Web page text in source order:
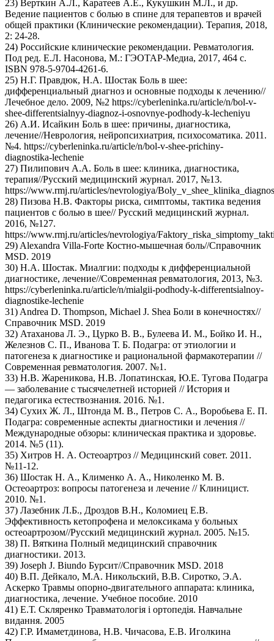
23) Верткин А.Л., Каратеев А.Е., Кукушкин М.Л., и др.
Ведение пациентов с болью в спине для терапевтов и врачей
общей практики (Клинические рекомендации). Терапия, 2018,
2: 24-28.
24) Российские клинические рекомендации. Ревматология.
Под ред. Е.Л. Насонова, М.: ГЭОТАР-Медиа, 2017, 464 с.
ISBN 978-5-9704-4261-6.
25) Н.Г. Правдюк, Н.А. Шостак Боль в шее:
дифференциальный диагноз и основные подходы к лечению//
Лечебное дело. 2009, №2 https://cyberleninka.ru/article/n/bol-v-
shee-differentsialnyy-diagnoz-i-osnovnye-podhody-k-lecheniyu
26) А.И. Исайкин Боль в шее: причины, диагностика,
лечение//Неврология, нейропсихиатрия, психосоматика. 2011.
№4. https://cyberleninka.ru/article/n/bol-v-shee-prichiny-
diagnostika-lechenie
27) Пилипович А.А. Боль в шее: клиника, диагностика,
терапия//Русский медицинский журнал. 2017, №13.
https://www.rmj.ru/articles/nevrologiya/
28) Пизова Н.В. Факторы риска, симптомы, тактика ведения
пациентов с болью в шее// Русский медицинский журнал.
2016, №127.
https://www.rmj.ru/articles/nevrologiya/
29) Alexandra Villa-Forte Костно-мышечная боль//Справочник
MSD. 2019
30) Н.А. Шостак. Миалгии: подходы к дифференциальной
диагностике, лечение//Современная ревматология, 2013, №3.
https://cyberleninka.ru/article/n/mialgii-podhody-k-differentsialnoy-
diagnostike-lechenie
31) Andrea D. Thompson, Michael J. Shea Боли в конечностях//
Справочник MSD. 2019
32) Атаханова Л. Э., Цурко В. В., Булеева И. М., Бойко И. Н.,
Железнов С. П., Иванова Т. Б. Подагра: от этиологии и
патогенеза к диагностике и рациональной фармакотерапии //
Современная ревматология. 2007. №1.
33) Н.В. Жареникова, Н.В. Лопатинская, Ю.Е. Тугова Подагра
— заболевание с тысячелетней историей // История и
педагогика естествознания. 2016. №1.
34) Сухих Ж. Л., Штонда М. В., Петров С. А., Воробьева Е. П.
Подагра: современные аспекты диагностики и лечения //
Международные обзоры: клиническая практика и здоровье.
2014. №5 (11).
35) Хитров Н. А. Остеоартроз // Медицинский совет. 2011.
№11-12.
36) Шостак Н. А., Клименко А. А., Николенко М. В.
Остеоартроз: вопросы патогенеза и лечение // Клиницист.
2010. №1.
37) Лазебник Л.Б., Дроздов В.Н., Коломиец Е.В.
Эффективность кетопрофена и мелоксикама у больных
остеоартрозом//Русский медицинский журнал. 2005. №15.
38) П. Вяткина Полный медицинский справочник
диагностики. 2013.
39) Joseph J. Biundo Бурсит//Справочник MSD. 2018
40) В.П. Дейкало, М.А. Никольский, В.В. Сиротко, Э.А.
Аскерко Травмы опорно-двигательного аппарата: клиника,
диагностика, лечение. Учебное пособие. 2010
41) Е.Т. Скляренко Травматологiя i ортопедiя. Навчальне
видання. 2005
42) Г.Р. Имаметдинова, Н.В. Чичасова, Е.В. Иголкина